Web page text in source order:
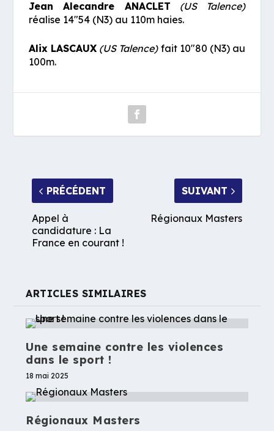
Jean Alecandre ANACLET (US Talence)
réalise 14″54 (N3) au 110m haies.
Alix LASCAUX (US Talence) fait 10″80 (N3) au
100m.
PRÉCÉDENT
Appel à
candidature : La
France en courant !
SUIVANT
Régionaux Masters
ARTICLES SIMILAIRES
Une semaine contre les violences
dans le sport !
18 mai 2025
Régionaux Masters